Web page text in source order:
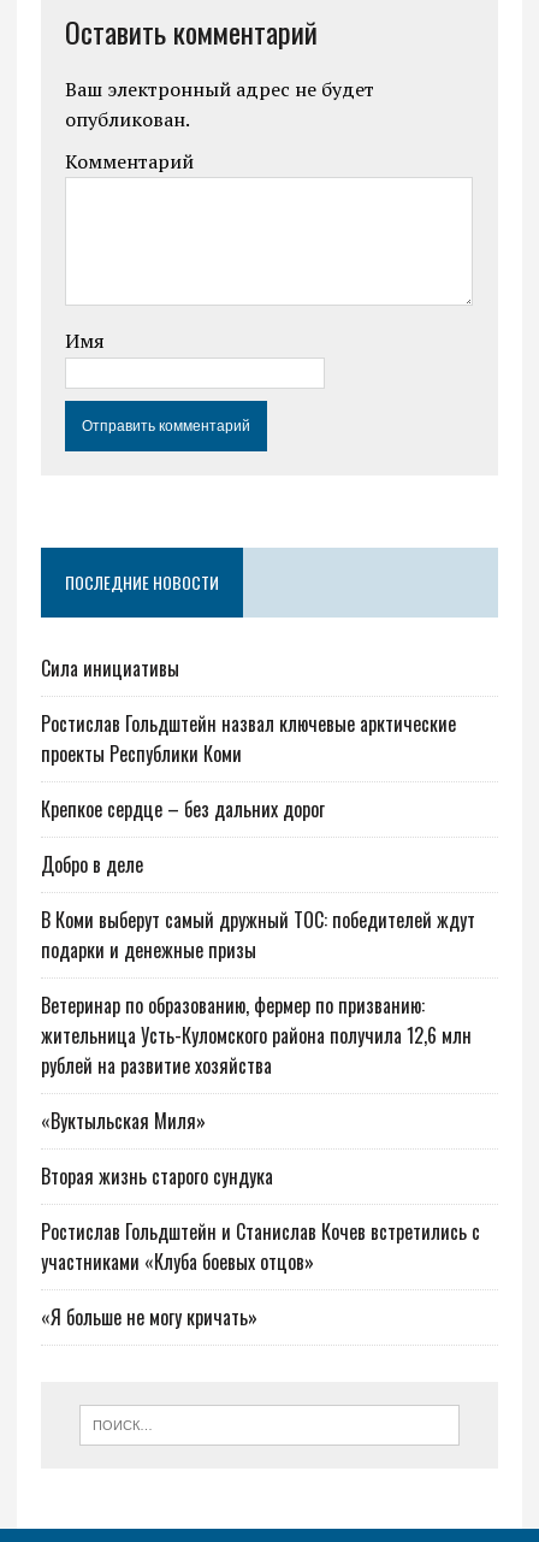
Оставить комментарий
Ваш электронный адрес не будет
опубликован.
Комментарий
Имя
ПОСЛЕДНИЕ НОВОСТИ
Сила инициативы
Ростислав Гольдштейн назвал ключевые арктические
проекты Республики Коми
Крепкое сердце – без дальних дорог
Добро в деле
В Коми выберут самый дружный ТОС: победителей ждут
подарки и денежные призы
Ветеринар по образованию, фермер по призванию:
жительница Усть-Куломского района получила 12,6 млн
рублей на развитие хозяйства
«Вуктыльская Миля»
Вторая жизнь старого сундука
Ростислав Гольдштейн и Станислав Кочев встретились с
участниками «Клуба боевых отцов»
«Я больше не могу кричать»